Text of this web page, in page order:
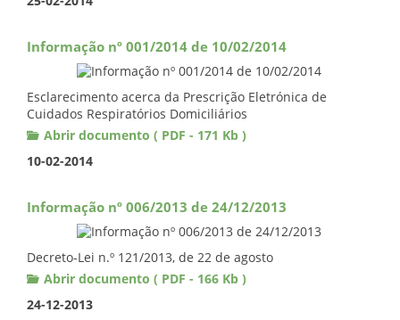
Informação nº 001/2014 de 10/02/2014
Esclarecimento acerca da Prescrição Eletrónica de
Cuidados Respiratórios Domiciliários
Abrir documento ( PDF - 171 Kb )
10-02-2014
Informação nº 006/2013 de 24/12/2013
Decreto-Lei n.º 121/2013, de 22 de agosto
Abrir documento ( PDF - 166 Kb )
24-12-2013